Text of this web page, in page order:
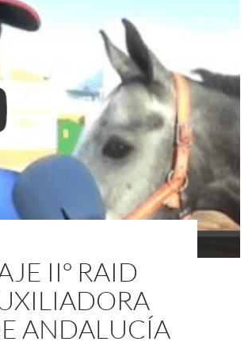
IIº RAID
ANDALUCÍA